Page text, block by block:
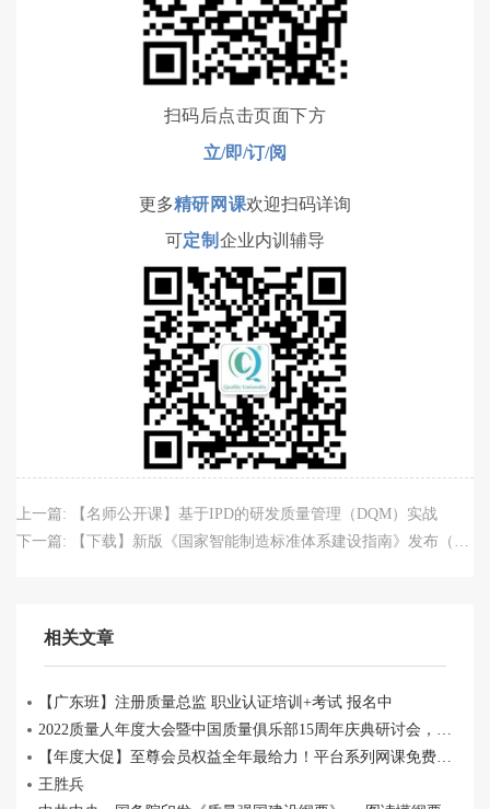
扫码后点击页面下方
立/即/订/阅
更多精研网课欢迎扫码详询
可定制 企业内训辅导
上一篇:
【名师公开课】基于IPD的研发质量管理（DQM）实战
下一篇:
【下载】新版《国家智能制造标准体系建设指南》发布（附全文）
相关文章
【广东班】注册质量总监 职业认证培训+考试 报名中
王胜兵